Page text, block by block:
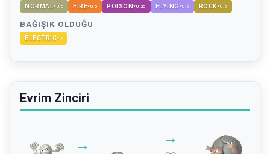
NORMAL×0.5 FIRE×0.5 POISON×0.25 FLYING ×0.5 ROCK×0.5
BAĞIŞIK OLDUĞU
ELECTRIC×0
Evrim Zinciri
→ →